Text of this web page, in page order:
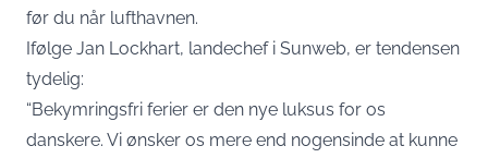
før du når lufthavnen.
Ifølge Jan Lockhart, landechef i Sunweb, er tendensen
tydelig:
“Bekymringsfri ferier er den nye luksus for os
danskere. Vi ønsker os mere end nogensinde at kunne